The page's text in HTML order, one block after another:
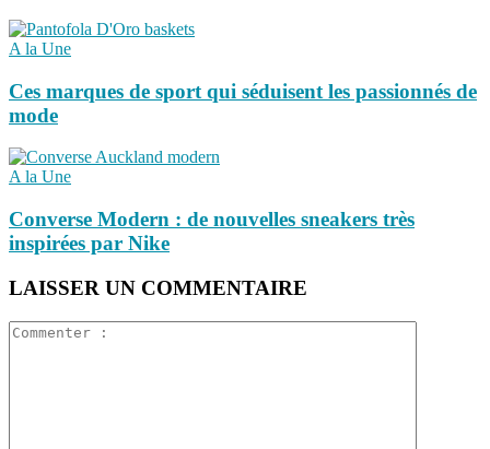
A la Une
Ces marques de sport qui séduisent les passionnés de
mode
A la Une
Converse Modern : de nouvelles sneakers très
inspirées par Nike
LAISSER UN COMMENTAIRE